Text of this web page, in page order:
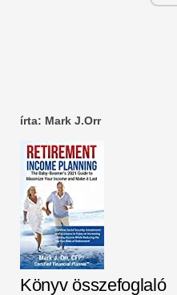
írta: Mark J.Orr
Könyv összefoglaló